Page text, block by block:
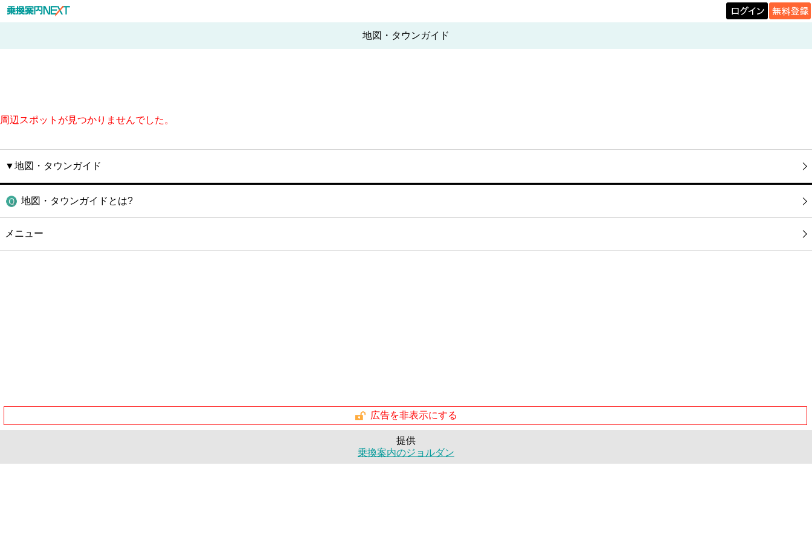
地図・タウンガイド
周辺スポットが見つかりませんでした。
▼地図・タウンガイド
地図・タウンガイドとは?
メニュー
広告を非表示にする
提供
乗換案内のジョルダン